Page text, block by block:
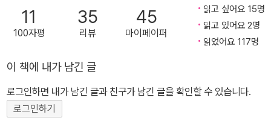
자들의 반응 또한 뜨거웠다. 출간과 함께 작가의 홈페이지에는 찬사
가 쏟아졌으며 후속작을 써달라는 메일이 하루에도 몇 번씩 작가에게
배달되었다. 또 출간부터 지금까지 장기간 독일 아마존 베스트셀러에
못 보낸 메일 한 통을 계기로 한 번도 본 적 없는 남녀가 우정을 나누
고 사랑에 빠진다는 낭만적인 설정, 주인공들의 세련되고 지적이면서
도 톡톡 튀는 대화법과 그를 통해 이루어지는 사랑의 밀고 당기기는
11
100자평
35
리뷰
45
마이페이퍼
읽고 싶어요 15명
읽고 있어요 2명
읽었어요 117명
이 책에 내가 남긴 글
로그인하면 내가 남긴 글과 친구가 남긴 글을 확인할 수 있습니다.
로그인하기